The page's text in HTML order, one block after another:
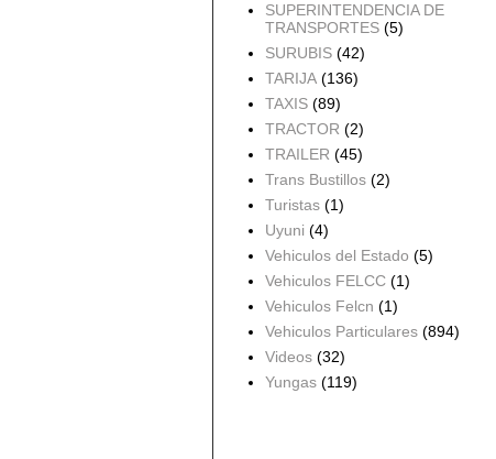
SUPERINTENDENCIA DE
TRANSPORTES (5)
SURUBIS (42)
TARIJA (136)
TAXIS (89)
TRACTOR (2)
TRAILER (45)
Trans Bustillos (2)
Turistas (1)
Uyuni (4)
Vehiculos del Estado (5)
Vehiculos FELCC (1)
Vehiculos Felcn (1)
Vehiculos Particulares (894)
Videos (32)
Yungas (119)